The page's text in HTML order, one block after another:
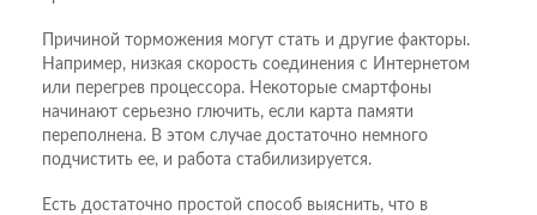
Причиной торможения могут стать и другие факторы.
Например, низкая скорость соединения с Интернетом
или перегрев процессора. Некоторые смартфоны
начинают серьезно глючить, если карта памяти
переполнена. В этом случае достаточно немного
подчистить ее, и работа стабилизируется.
Есть достаточно простой способ выяснить, что в